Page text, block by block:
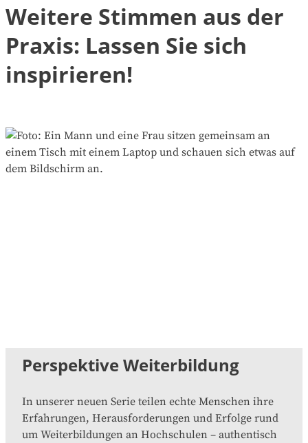
Weitere Stimmen aus der
Praxis: Lassen Sie sich
inspirieren!
Perspektive Weiterbildung
In unserer neuen Serie teilen echte Menschen ihre
Erfahrungen, Herausforderungen und Erfolge rund
um Weiterbildungen an Hochschulen – authentisch